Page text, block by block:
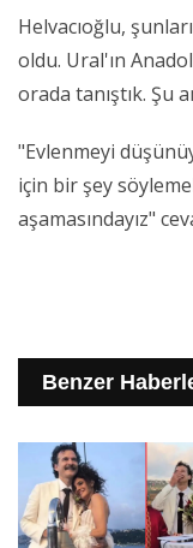
Helvacıoğlu,
oldu. Ural'ın
orada tanıştık. Şu
"Evlenmeyi
için bir şey
aşamasındayız"
Benzer